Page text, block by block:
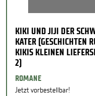
KIKI UND JIJI DER
KATER (GESCHICHTEN
KIKIS KLEINEN
2)
ROMANE
Jetzt vorbestellbar!